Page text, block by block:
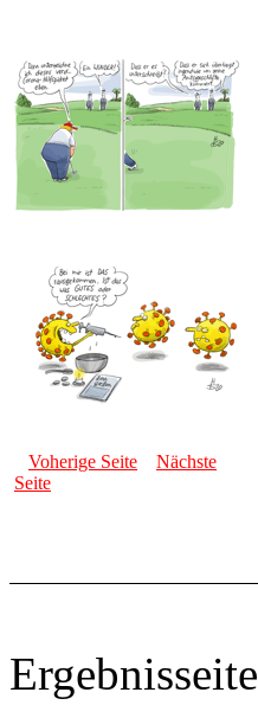
Voherige Seite
Nächste
Seite